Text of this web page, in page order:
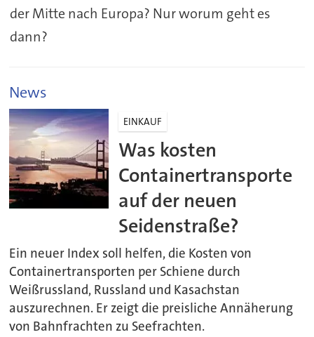
der Mitte nach Europa? Nur worum geht es
dann?
News
EINKAUF
Was kosten
Containertransporte
auf der neuen
Seidenstraße?
Ein neuer Index soll helfen, die Kosten von
Containertransporten per Schiene durch
Weißrussland, Russland und Kasachstan
auszurechnen. Er zeigt die preisliche Annäherung
von Bahnfrachten zu Seefrachten.